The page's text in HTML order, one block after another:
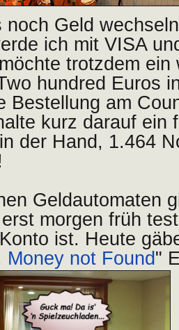
noch Geld
ich mit VISA
trotzdem ein
hundred Euros
Bestellung am
kurz darauf ein
der Hand, 1.464
Geldautomaten
morgen früh
ist. Heute
Money not Found"